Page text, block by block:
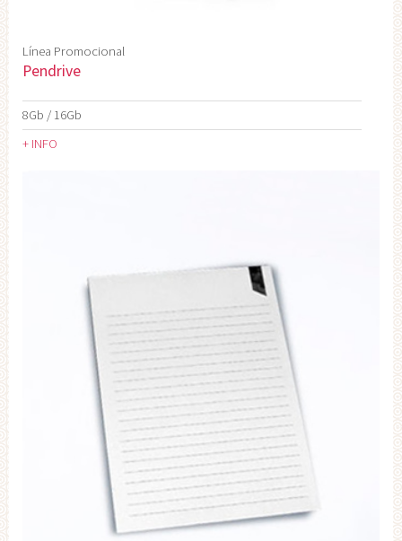
Línea Promocional
Pendrive
8Gb / 16Gb
+ INFO